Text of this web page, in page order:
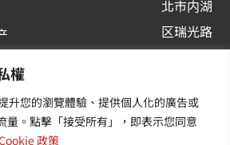
權
升您的瀏覽體驗、提供個人化的廣告或
量。點擊「接受所有」，即表示您同意
政策
q
u
r
e
北市内湖
区瑞光路
订阅羽升
新讯 | 提